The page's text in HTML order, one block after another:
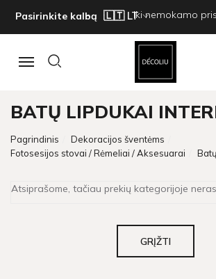
Pasirinkite kalbą Iki nemokamo
Navigacija
BATŲ LIPDUKAI
Pagrindinis
Dekoracijos šventėms
Fotosesijos stovai / Rėmeliai / Aksesuarai
Atsiprašome, tačiau prekių kategorijoje
GRĮŽTI